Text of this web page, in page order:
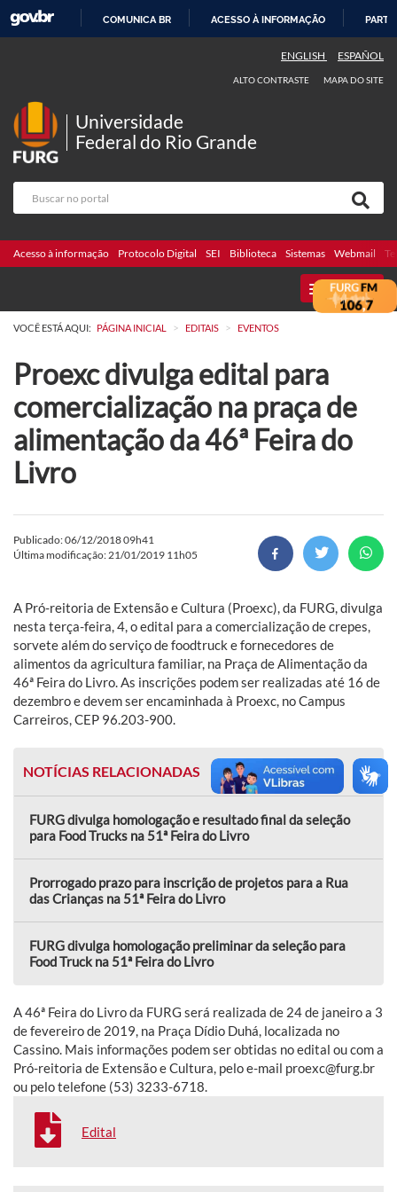
COMUNICA BR ACESSO À INFORMAÇÃO
ENGLISH ESPAÑOL
ALTO CONTRASTE MAPA DO SITE
Universidade
Federal do Rio Grande
Acesso à informação Protocolo Digital SEI Biblioteca Sistemas Webmail
MENU
VOCÊ ESTÁ AQUI: PÁGINA INICIAL > EDITAIS > EVENTOS
Proexc divulga edital para
comercialização na praça de
alimentação da 46ª Feira do
Livro
Publicado: 06/12/2018 09h41
Última modificação: 21/01/2019 11h05
A Pró-reitoria de Extensão e Cultura (Proexc), da FURG, divulga
nesta terça-feira, 4, o edital para a comercialização de crepes,
sorvete além do serviço de foodtruck e fornecedores de
alimentos da agricultura familiar, na Praça de Alimentação da
46ª Feira do Livro. As inscrições podem ser realizadas até 16 de
dezembro e devem ser encaminhada à Proexc, no Campus
Carreiros, CEP 96.203-900.
NOTÍCIAS RELACIONADAS
FURG divulga homologação e resultado final da seleção
para Food Trucks na 51ª Feira do Livro
Prorrogado prazo para inscrição de projetos para a Rua
das Crianças na 51ª Feira do Livro
FURG divulga homologação preliminar da seleção para
Food Truck na 51ª Feira do Livro
A 46ª Feira do Livro da FURG será realizada de 24 de janeiro a 3
de fevereiro de 2019, na Praça Dídio Duhá, localizada no
Cassino. Mais informações podem ser obtidas no edital ou com a
Pró-reitoria de Extensão e Cultura, pelo e-mail proexc@furg.br
ou pelo telefone (53) 3233-6718.
Edital